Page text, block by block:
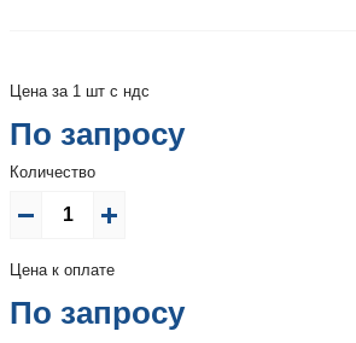
Цена за 1 шт с ндс
По запросу
Количество
Цена к оплате
По запросу